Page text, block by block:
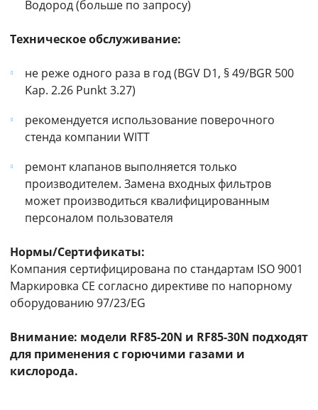
Водород (больше по запросу)
Техническое обслуживание:
не реже одного раза в год (BGV D1, § 49/BGR 500
Kap. 2.26 Punkt 3.27)
рекомендуется использование поверочного
стенда компании WITT
ремонт клапанов выполняется только
производителем. Замена входных фильтров
может производиться квалифицированным
персоналом пользователя
Нормы/Сертификаты:
Компания сертифицирована по стандартам ISO 9001
Маркировка CE согласно директиве по напорному
оборудованию 97/23/EG
Внимание: модели RF85-20N и RF85-30N подходят
для применения с горючими газами и
кислорода.